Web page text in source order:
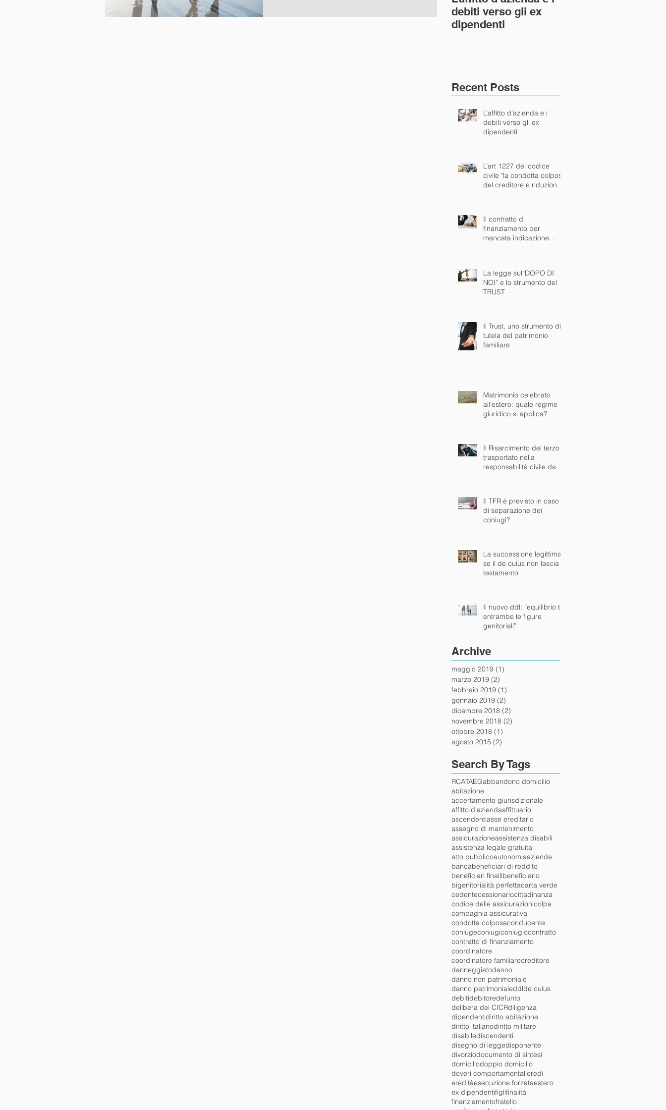
debiti verso gli ex
dipendenti
Recent Posts
L’affitto d’azienda e i
debiti verso gli ex
dipendenti
L’art 1227 del codice
civile "la condotta colposa
del creditore e riduzione
Il contratto di
finanziamento per
mancata indicazione
La legge sul“DOPO DI
NOI” e lo strumento del
TRUST
Il Trust, uno strumento di
tutela del patrimonio
familiare
Matrimonio celebrato
all'estero: quale regime
giuridico si applica?
Il Risarcimento del terzo
trasportato nella
responsabilità civile da
Il TFR è previsto in caso
di separazione dei
coniugi?
La successione legittima :
se il de cuius non lascia
testamento
Il nuovo ddl: “equilibrio tra
entrambe le figure
genitoriali”
Archive
maggio 2019 (1)
marzo 2019 (2)
febbraio 2019 (1)
gennaio 2019 (2)
dicembre 2018 (2)
novembre 2018 (2)
ottobre 2018 (1)
agosto 2015 (2)
Search By Tags
RCATAEGabbandono domicilio
abitazione
accertamento giurisdizionale
affitto d'aziendaaffittuario
ascendentiasse ereditario
assegno di mantenimento
assicurazioneassistenza disabili
assistenza legale gratuita
atto pubblicoautonomiaazienda
bancabeneficiari di reddito
beneficiari finallibeneficiario
bigenitorialità perfettacarta verde
cedentecessionariocittadinanza
codice delle assicurazionicolpa
compagnia assicurativa
condotta colposaconducente
coniugeconiugiconiugiocontratto
contratto di finanziamento
coordinatore
coordinatore familiarecreditore
danneggiatodanno
danno non patrimoniale
danno patrimonialeddlde cuius
debitidebitoredefunto
delibera del CICRdiligenza
dipendentidiritto abitazione
diritto italianodiritto militare
disabilediscendenti
disegno di leggedisponente
divorziodocumento di sintesi
domiciliodoppio domicilio
doveri comportamentalieredi
ereditàesecuzione forzataestero
ex dipendentifiglifinalità
finanziamentofratello